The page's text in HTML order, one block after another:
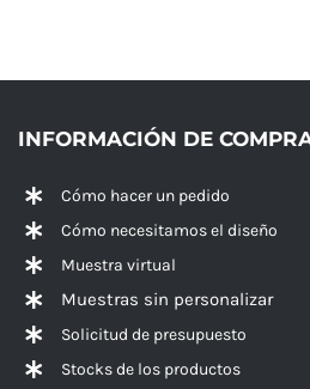
INFORMACIÓN DE
Cómo hacer un pedido
Cómo necesitamos el diseño
Muestra virtual
Muestras sin personalizar
Solicitud de presupuesto
Stocks de los productos